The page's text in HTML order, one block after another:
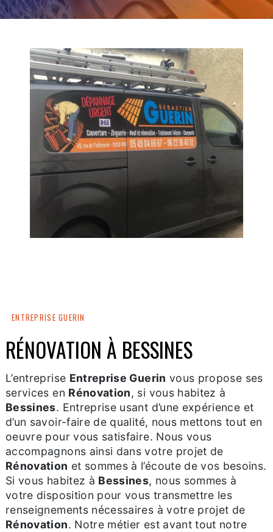
ENTREPRISE GUERIN
RÉNOVATION À BESSINES
L’entreprise Entreprise Guerin vous propose ses
services en Rénovation, si vous habitez à
Bessines. Entreprise usant d’une expérience et
d’un savoir-faire de qualité, nous mettons tout en
oeuvre pour vous satisfaire. Nous vous
accompagnons ainsi dans votre projet de
Rénovation et sommes à l’écoute de vos besoins.
Si vous habitez à Bessines, nous sommes à
votre disposition pour vous transmettre les
renseignements nécessaires à votre projet de
Rénovation. Notre métier est avant tout notre